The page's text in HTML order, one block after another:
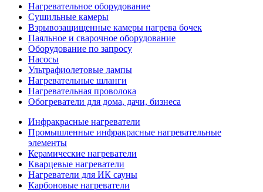
Нагревательное оборудование
Сушильные камеры
Взрывозащищенные камеры нагрева бочек
Паяльное и сварочное оборудование
Оборудование по запросу
Насосы
Ультрафиолетовые лампы
Нагревательные шланги
Нагревательная проволока
Обогреватели для дома, дачи, бизнеса
Инфракрасные нагреватели
Промышленные инфракрасные нагревательные
элементы
Керамические нагреватели
Кварцевые нагреватели
Нагреватели для ИК сауны
Карбоновые нагреватели